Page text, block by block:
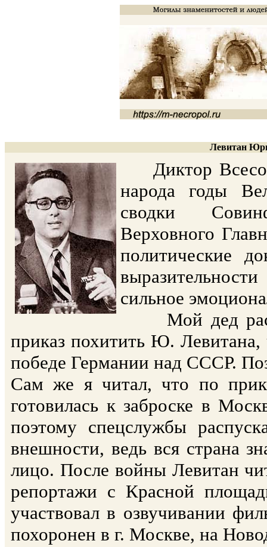
Левитан
Диктор
народа годы
сводки
Верховного
политические
сильное
Мой дед
приказ похитить Ю. Левитана,
победе Германии над СССР.
Сам же я читал, что по
готовилась к заброске в
поэтому спецслужбы
внешности, ведь вся страна
лицо. После войны Левитан
репортажи с Красной
участвовал в озвучивании
похоронен в г. Москве, на